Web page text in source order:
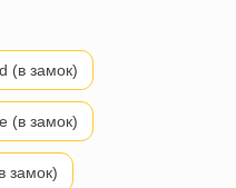
(в замок)
(в замок)
замок)